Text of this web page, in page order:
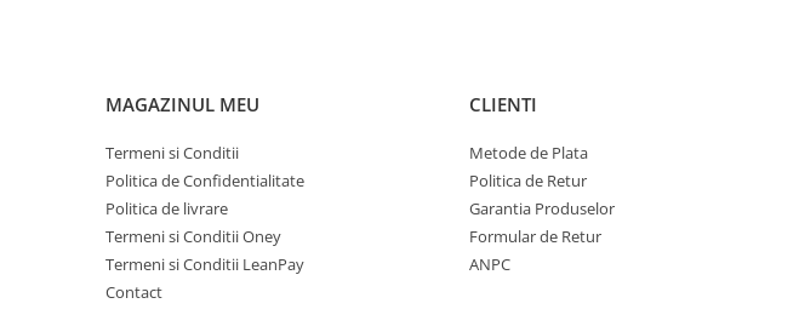
MAGAZINUL MEU
Termeni si Conditii
Politica de Confidentialitate
Politica de livrare
Termeni si Conditii Oney
Termeni si Conditii LeanPay
Contact
CLIENTI
Metode de Plata
Politica de Retur
Garantia Produselor
Formular de Retur
ANPC